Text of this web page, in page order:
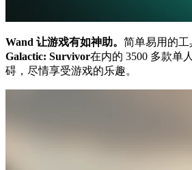
Wand 让游戏有如神助。 简单易用的
Galactic: Survivor在内的 3500 多款单
碍，尽情享受游戏的乐趣。